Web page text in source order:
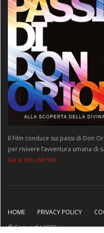
Il Film conduce sui passi di Don
per rivivere l’avventura umana di
Vai al sito del film
HOME PRIVACY POLICY
© Copyright 2026